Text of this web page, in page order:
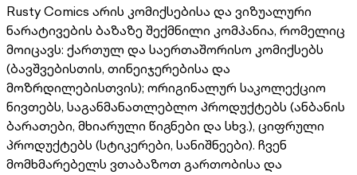
Rusty Comics არის კომიქსებისა და ვიზუალური
ნარატივების ბაზაზე შექმნილი კომპანია, რომელიც
მოიცავს: ქართულ და საერთაშორისო კომიქსებს
(ბავშვებისთის, თინეიჯერებისა და
მოზრდილებისთვის); ორიგინალურ საკოლექციო
ნივთებს, საგანმანათლებლო პროდუქტებს (ანბანის
ბარათები, მხიარული წიგნები და სხვ.), ციფრული
პროდუქტებს (სტიკერები, სანიშნეები). ჩვენ
მომხმარებელს ვთაბაზოთ გართობისა და